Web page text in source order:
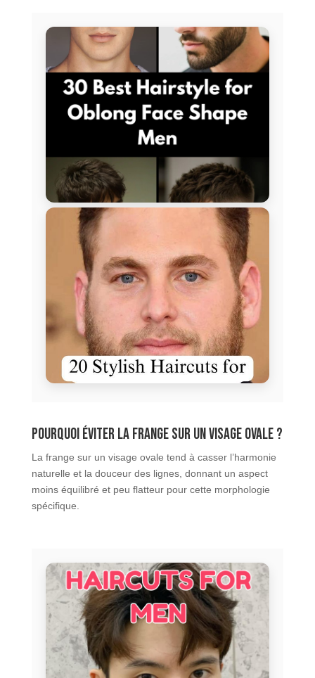
Pourquoi éviter la frange sur un visage ovale ?
La frange sur un visage ovale tend à casser l’harmonie
naturelle et la douceur des lignes, donnant un aspect
moins équilibré et peu flatteur pour cette morphologie
spécifique.